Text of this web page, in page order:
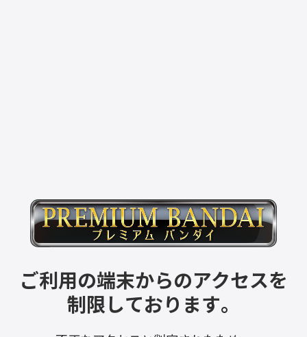
ご利用の端末からのアクセスを
制限しております。